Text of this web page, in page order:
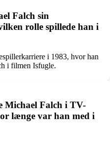
Falch sin
rolle spillede han i
i 1983, hvor han
i filmen Isfugle.
Michael Falch i TV-
længe var han med i